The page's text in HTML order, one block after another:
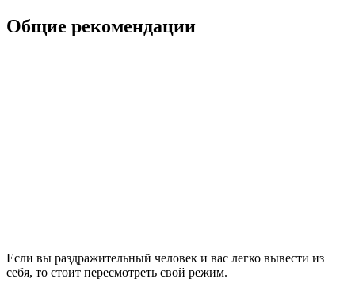
Общие рекомендации
Если вы раздражительный человек и вас легко вывести из
себя, то стоит пересмотреть свой режим.